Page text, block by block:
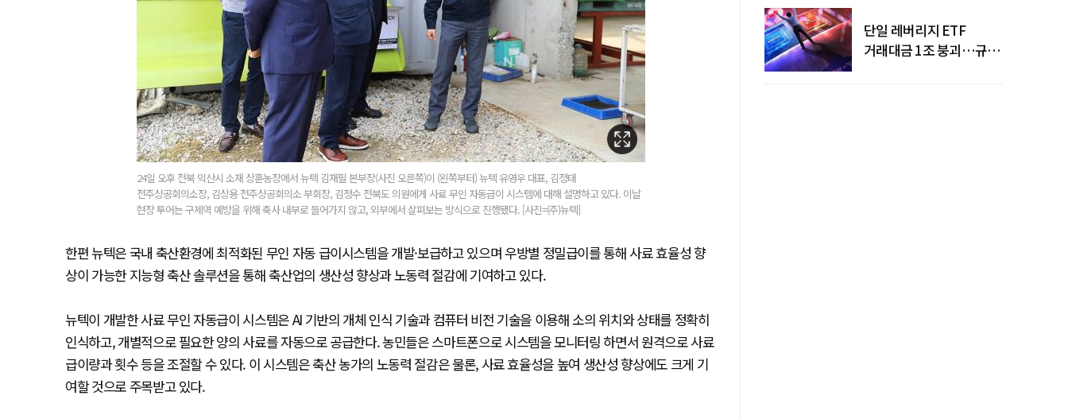
24일 오후 전북 익산시 소재 상훈농장에서 뉴텍 김재필 본부장(사진 오른쪽)이 (왼쪽부터) 뉴텍 유영우 대표, 김정태
전주상공회의소장, 김상용 전주상공회의소 부회장, 김정수 전북도 의원에게 사료 무인 자동급이 시스템에 대해 설명하고 있다. 이날
현장 투어는 구제역 예방을 위해 축사 내부로 들어가지 않고, 외부에서 살펴보는 방식으로 진행됐다. [사진=(주)뉴텍]
한편 뉴텍은 국내 축산환경에 최적화된 무인 자동 급이시스템을 개발·보급하고 있으며 우방별 정밀급이를 통해 사료 효율성 향
상이 가능한 지능형 축산 솔루션을 통해 축산업의 생산성 향상과 노동력 절감에 기여하고 있다.
뉴텍이 개발한 사료 무인 자동급이 시스템은 AI 기반의 개체 인식 기술과 컴퓨터 비전 기술을 이용해 소의 위치와 상태를 정확히
인식하고, 개별적으로 필요한 양의 사료를 자동으로 공급한다. 농민들은 스마트폰으로 시스템을 모니터링 하면서 원격으로 사료
급이량과 횟수 등을 조절할 수 있다. 이 시스템은 축산 농가의 노동력 절감은 물론, 사료 효율성을 높여 생산성 향상에도 크게 기
여할 것으로 주목받고 있다.
단일 레버리지 ETF
거래대금 1조 붕괴…규제